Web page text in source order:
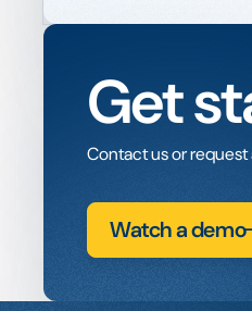
Get
Contact us or
Watch a demo